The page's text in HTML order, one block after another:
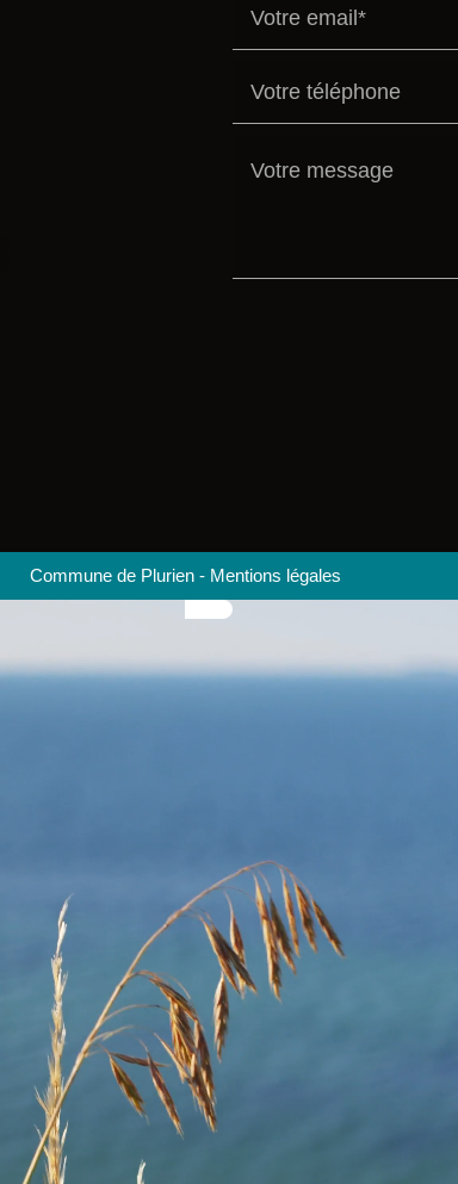
Commune de Plurien - Mentions légales